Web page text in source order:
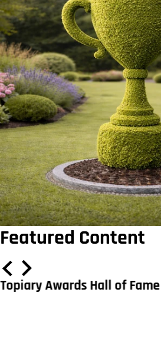
Featured Content
Topiary Awards Hall of Fame